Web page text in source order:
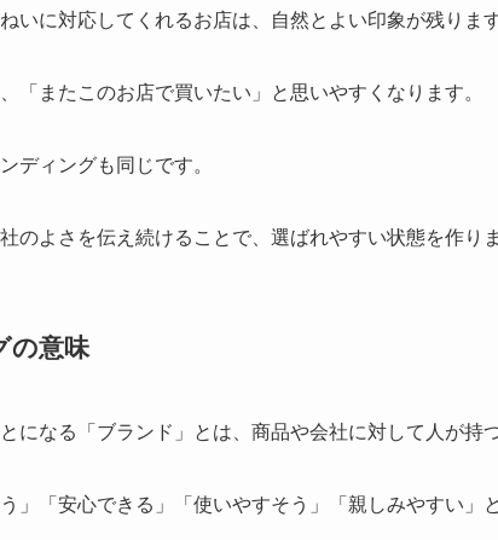
いに対応してくれるお店は、自然とよい印象が残ります
「またこのお店で買いたい」と思いやすくなります。
ディングも同じです。
のよさを伝え続けることで、選ばれやすい状態を作りま
の意味
になる「ブランド」とは、商品や会社に対して人が持
」「安心できる」「使いやすそう」「親しみやすい」